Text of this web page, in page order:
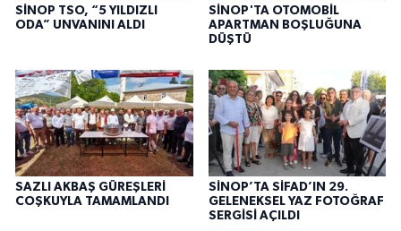
SİNOP TSO, “5 YILDIZLI
ODA” UNVANINI ALDI
SİNOP'TA OTOMOBİL
APARTMAN BOŞLUĞUNA
DÜŞTÜ
SAZLI AKBAŞ GÜREŞLERİ
COŞKUYLA TAMAMLANDI
SİNOP’TA SİFAD’IN 29.
GELENEKSEL YAZ FOTOĞRAF
SERGİSİ AÇILDI